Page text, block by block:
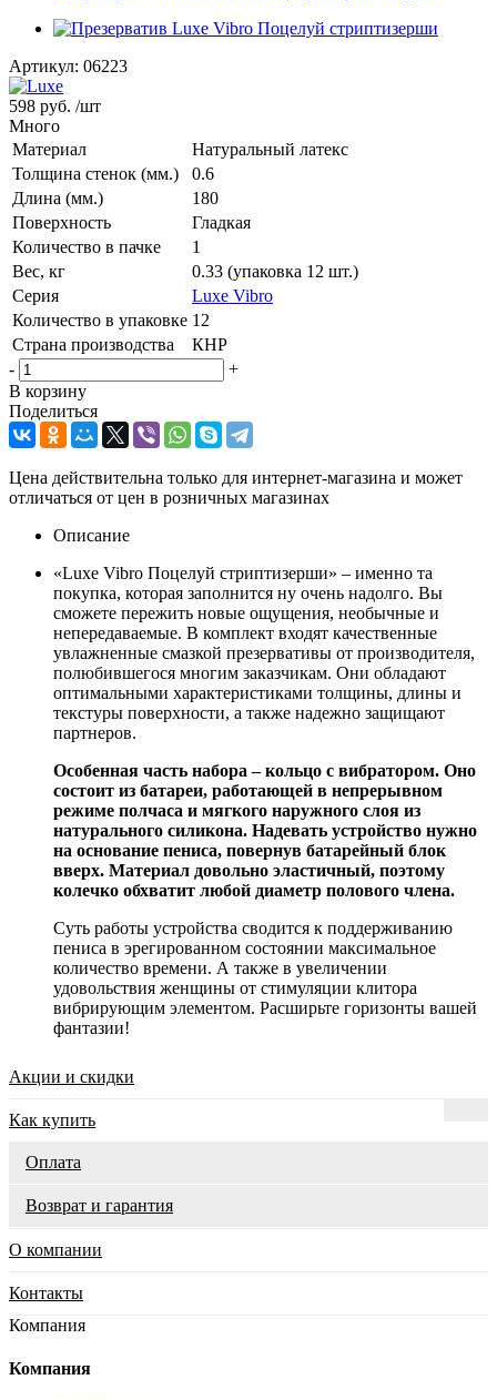
Артикул: 06223
598 руб. /шт
Много
Материал
Натуральный латекс
Толщина стенок (мм.)
0.6
Длина (мм.)
180
Поверхность
Гладкая
Количество в пачке
1
Вес, кг
0.33 (упаковка 12 шт.)
Серия
Luxe Vibro
Количество в упаковке 12
Страна производства
КНР
-
+
В корзину
Поделиться
Цена действительна только для интернет-магазина и может
отличаться от цен в розничных магазинах
Описание
«Luxe Vibro Поцелуй стриптизерши» – именно та
покупка, которая заполнится ну очень надолго. Вы
сможете пережить новые ощущения, необычные и
непередаваемые. В комплект входят качественные
увлажненные смазкой презервативы от производителя,
полюбившегося многим заказчикам. Они обладают
оптимальными характеристиками толщины, длины и
текстуры поверхности, а также надежно защищают
партнеров.
Особенная часть набора – кольцо с вибратором. Оно
состоит из батареи, работающей в непрерывном
режиме полчаса и мягкого наружного слоя из
натурального силикона. Надевать устройство нужно
на основание пениса, повернув батарейный блок
вверх. Материал довольно эластичный, поэтому
колечко обхватит любой диаметр полового члена.
Суть работы устройства сводится к поддерживанию
пениса в эрегированном состоянии максимальное
количество времени. А также в увеличении
удовольствия женщины от стимуляции клитора
вибрирующим элементом. Расширьте горизонты вашей
фантазии!
Акции и скидки
Как купить
Оплата
Возврат и гарантия
О компании
Контакты
Компания
Компания